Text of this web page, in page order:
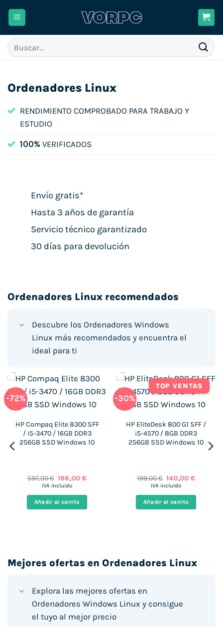
Buscar
por:
Ordenadores Linux
RENDIMIENTO COMPROBADO PARA TRABAJO Y
ESTUDIO
100% VERIFICADOS
Envío gratis*
Hasta 3 años de garantía
Servicio técnico garantizado
30 días para devolución
Ordenadores Linux recomendados
Descubre los Ordenadores Windows
Linux más recomendados y encuentra el
ideal para ti
-72%
HP Compaq Elite 8300 SFF
/ i5-3470 / 16GB DDR3
256GB SSD Windows 10
597,00€ El
precio
era:
597,00 €.
166,00€El
es:
IVA incluido
Añadir al carrito
-30%
TOP VENTAS
HP EliteDesk 800 G1 SFF /
i5-4570 / 8GB DDR3
256GB SSD Windows 10
199,00€ El
precio
era:
199,00 €.
140,00€El
es:
IVA incluido
Añadir al carrito
Mejores ofertas en Ordenadores Linux
Explora las mejores ofertas en
Ordenadores Windows Linux y consigue
el tuyo al mejor precio